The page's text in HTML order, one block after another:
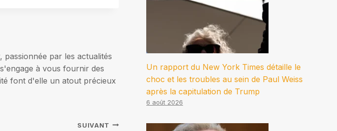
par les actualités
à vous fournir des
font d'elle un atout précieux
SUIVANT
Un rapport du New York Times détaille le
choc et les troubles au sein de Paul Weiss
après la capitulation de Trump
6 août 2026